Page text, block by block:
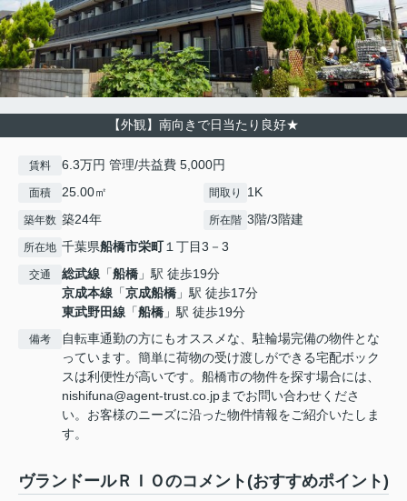
【外観】南向きで日当たり良好★
賃料 6.3万円 管理/共益費 5,000円
面積 25.00㎡ 間取り 1K
築年数 築24年 所在階 3階/3階建
所在地 千葉県船橋市栄町１丁目3－3
交通 総武線 「船橋 」駅 徒歩19分
京成本線 「京成船橋 」駅 徒歩17分
東武野田線 「船橋 」駅 徒歩19分
備考
自転車通勤の方にもオススメな、駐輪場完備の物件とな
っています。簡単に荷物の受け渡しができる宅配ボック
スは利便性が高いです。船橋市の物件を探す場合には、
nishifuna@agent-trust.co.jpまでお問い合わせくださ
い。お客様のニーズに沿った物件情報をご紹介いたしま
す。
ヴランドールＲＩＯのコメント(おすすめポイント)